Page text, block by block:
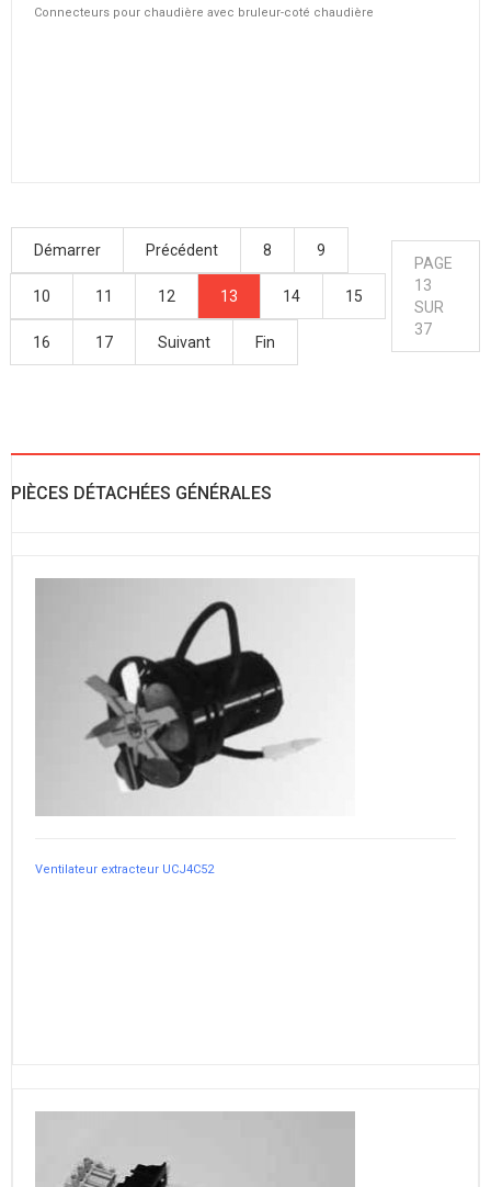
Connecteurs pour chaudière avec bruleur-coté chaudière
Démarrer Précédent 8 9
10 11 12 13 14 15
16 17 Suivant Fin
PAGE
13
SUR
37
PIÈCES DÉTACHÉES GÉNÉRALES
Ventilateur extracteur UCJ4C52